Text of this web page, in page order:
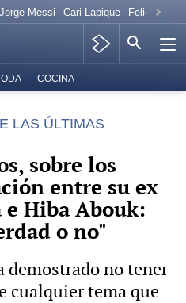
Messi Cari Lapique Felicitación
COCINA
LAS ÚLTIMAS
sobre los
entre su ex
Hiba Abouk:
o no"
demostrado no tener
cualquier tema que